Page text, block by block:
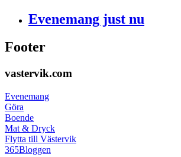
Evenemang just nu
Footer
vastervik.com
Evenemang
Göra
Boende
Mat & Dryck
Flytta till Västervik
365Bloggen